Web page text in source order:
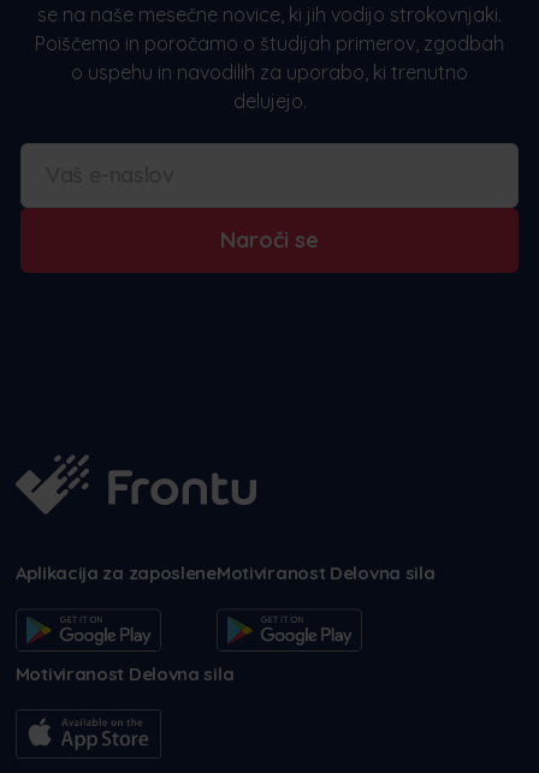
se na naše mesečne novice, ki jih vodijo strokovnjaki.
Poiščemo in poročamo o študijah primerov, zgodbah
o uspehu in navodilih za uporabo, ki trenutno
delujejo.
Naroči se
Aplikacija za zaposleneMotiviranost Delovna sila
Motiviranost Delovna sila